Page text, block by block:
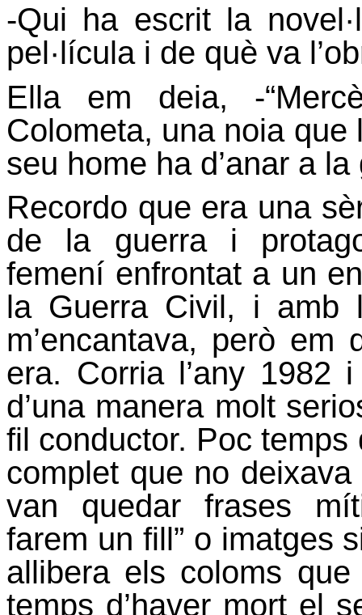
-Qui ha escrit la
pel·lícula i de què va
Ella em deia, -
Colometa, una noia
seu home ha d’anar a la
Recordo que era una
de la guerra i
femení enfrontat a un
la Guerra Civil, i amb
m’encantava, però
era. Corria l’any
d’una manera molt
fil conductor. Poc
complet que no
van quedar frases
farem un fill” o imatges
allibera els coloms
temps d’haver mort el